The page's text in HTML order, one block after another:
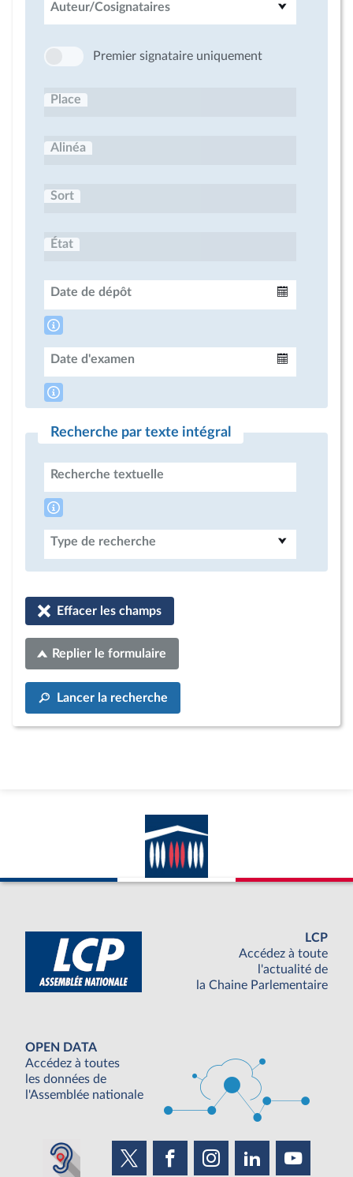
Auteur/Cosignataires
Premier signataire uniquement
Place
Alinéa
Sort
État
Date de dépôt
Date d'examen
Recherche par texte intégral
Recherche textuelle
Type de recherche
Effacer les champs
Replier le formulaire
Lancer la recherche
LCP
Accédez à toute
l'actualité de
la Chaine Parlementaire
OPEN DATA
Accédez à toutes
les données de
l'Assemblée nationale